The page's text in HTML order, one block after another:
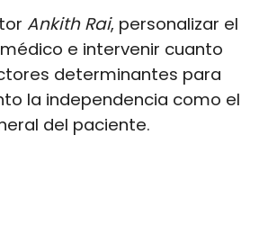
Ankith Rai, personalizar el
e intervenir cuanto
determinantes para
la independencia como el
del paciente.